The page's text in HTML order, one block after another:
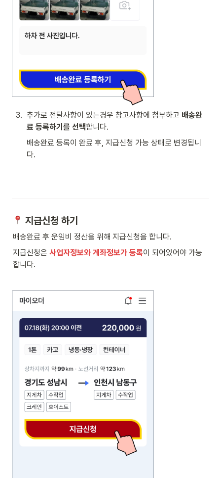
3. 추가로 전달사항이 있는경우 참고사항에 첨부하고 배송완
료 등록하기를 선택합니다.
배송완료 등록이 완료 후, 지급신청 가능 상태로 변경됩니
다.
지급신청 하기
배송완료 후 운임비 정산을 위해 지급신청을 합니다.
지급신청은 사업자정보와 계좌정보가 등록이 되어있어야 가능
합니다.